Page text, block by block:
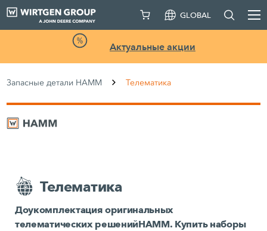
GLOBAL
Актуальные акции
Запасные детали HAMM Телематика
Телематика
Доукомплектация оригинальных
телематических решенийHAMM. Купить наборы